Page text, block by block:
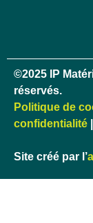
©2025 IP
réservés.
Politique de
confidentialité
Site créé par l’